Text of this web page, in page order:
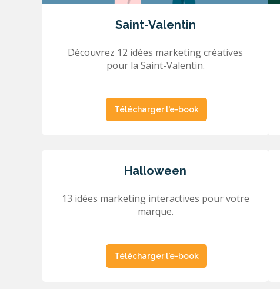
Saint-Valentin
Découvrez 12 idées marketing créatives
pour la Saint-Valentin.
Télécharger l'e-book
Halloween
13 idées marketing interactives pour votre
marque.
Télécharger l'e-book